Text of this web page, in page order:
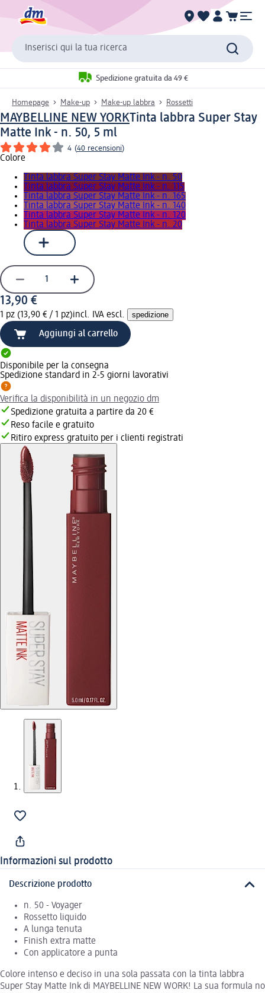
Inserisci qui la tua ricerca
Spedizione gratuita da 49 €
Homepage Make-up Make-up labbra Rossetti
MAYBELLINE NEW YORKTinta labbra Super Stay
Matte Ink - n. 50, 5 ml
4 (40 recensioni)
Colore
Tinta labbra Super Stay Matte Ink - n. 50
Tinta labbra Super Stay Matte Ink - n. 115
Tinta labbra Super Stay Matte Ink - n. 165
Tinta labbra Super Stay Matte Ink - n. 140
Tinta labbra Super Stay Matte Ink - n. 120
Tinta labbra Super Stay Matte Ink - n. 20
13,90 €
1 pz (13,90 € / 1 pz)incl. IVA escl. spedizione
Aggiungi al carrello
Disponibile per la consegna
Spedizione standard in 2-5 giorni lavorativi
Verifica la disponibilità in un negozio dm
Spedizione gratuita a partire da 20 €
Reso facile e gratuito
Ritiro express gratuito per i clienti registrati
Informazioni sul prodotto
Descrizione prodotto
n. 50 - Voyager
Rossetto liquido
A lunga tenuta
Finish extra matte
Con applicatore a punta
Colore intenso e deciso in una sola passata con la tinta labbra
Super Stay Matte Ink di MAYBELLINE NEW WORK! La sua formula no